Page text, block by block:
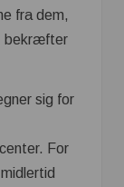
fra dem,
bekræfter
sig for
For